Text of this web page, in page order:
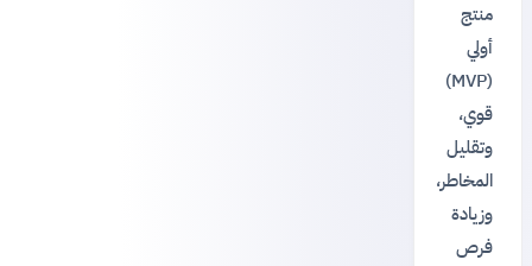
منتج
أولي
(MVP)
قوي،
وتقليل
المخاطر،
وزيادة
فرص